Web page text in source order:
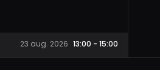
23 aug. 2026 13:00 - 15:00